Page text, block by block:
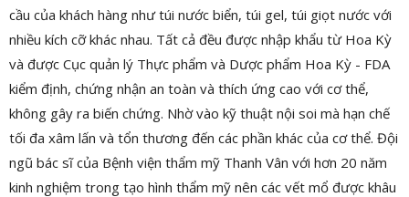
cầu của khách hàng như túi nước biển, túi gel, túi giọt nước với
nhiều kích cỡ khác nhau. Tất cả đều được nhập khẩu từ Hoa Kỳ
và được Cục quản lý Thực phẩm và Dược phẩm Hoa Kỳ - FDA
kiểm định, chứng nhận an toàn và thích ứng cao với cơ thể,
không gây ra biến chứng. Nhờ vào kỹ thuật nội soi mà hạn chế
tối đa xâm lấn và tổn thương đến các phần khác của cơ thể. Đội
ngũ bác sĩ của Bệnh viện thẩm mỹ Thanh Vân với hơn 20 năm
kinh nghiệm trong tạo hình thẩm mỹ nên các vết mổ được khâu